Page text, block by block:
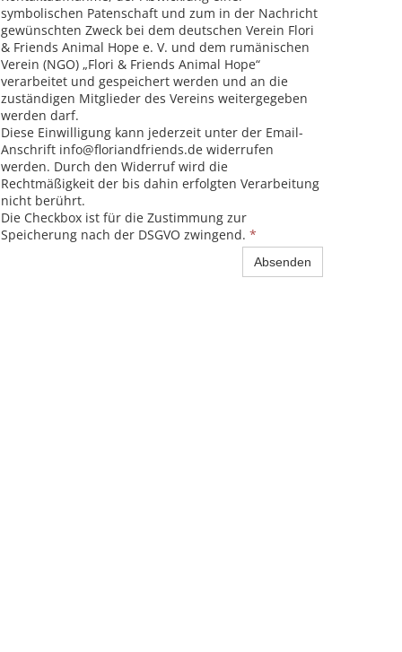
symbolischen Patenschaft und zum in der Nachricht
gewünschten Zweck bei dem deutschen Verein Flori
& Friends Animal Hope e. V. und dem rumänischen
Verein (NGO) „Flori & Friends Animal Hope“
verarbeitet und gespeichert werden und an die
zuständigen Mitglieder des Vereins weitergegeben
werden darf.
Diese Einwilligung kann jederzeit unter der Email-
Anschrift info@floriandfriends.de widerrufen
werden. Durch den Widerruf wird die
Rechtmäßigkeit der bis dahin erfolgten Verarbeitung
nicht berührt.
Die Checkbox ist für die Zustimmung zur
Speicherung nach der DSGVO zwingend. *
Absenden